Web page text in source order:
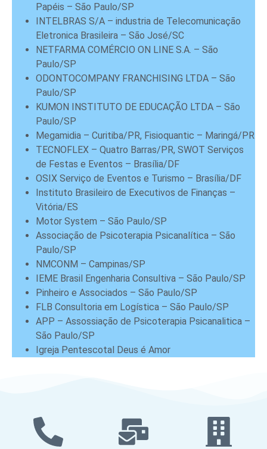
Papéis – São Paulo/SP
INTELBRAS S/A – industria de Telecomunicação
Eletronica Brasileira – São José/SC
NETFARMA COMÉRCIO ON LINE S.A. – São
Paulo/SP
ODONTOCOMPANY FRANCHISING LTDA – São
Paulo/SP
KUMON INSTITUTO DE EDUCAÇÃO LTDA – São
Paulo/SP
Megamidia – Curitiba/PR, Fisioquantic – Maringá/PR
TECNOFLEX – Quatro Barras/PR, SWOT Serviços
de Festas e Eventos – Brasília/DF
OSIX Serviço de Eventos e Turismo – Brasília/DF
Instituto Brasileiro de Executivos de Finanças –
Vitória/ES
Motor System – São Paulo/SP
Associação de Psicoterapia Psicanalítica – São
Paulo/SP
NMCONM – Campinas/SP
IEME Brasil Engenharia Consultiva – São Paulo/SP
Pinheiro e Associados – São Paulo/SP
FLB Consultoria em Logística – São Paulo/SP
APP – Assossiação de Psicoterapia Psicanalitica –
São Paulo/SP
Igreja Pentescotal Deus é Amor